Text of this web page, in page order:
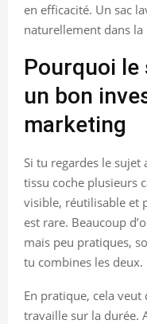
en efficacité. Un sac
naturellement dans
Pourquoi
un bon
marketing
Si tu regardes le
tissu coche plusieurs
visible, réutilisable et
est rare. Beaucoup
mais peu pratiques,
tu combines les deux.
En pratique, cela
travaille sur la durée.